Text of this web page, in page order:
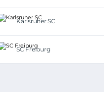
Karlsruher SC
SC Freiburg